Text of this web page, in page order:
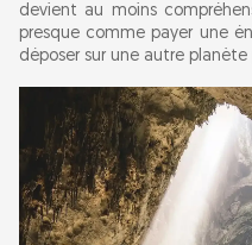
devient au moins
presque comme payer une
déposer sur une autre